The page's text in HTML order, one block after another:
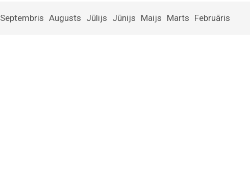
Septembris Augusts Jūlijs Jūnijs Maijs Marts Februāris